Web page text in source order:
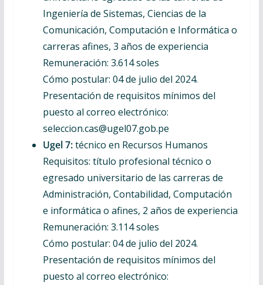
Ingeniería de Sistemas, Ciencias de la
Comunicación, Computación e Informática o
carreras afines, 3 años de experiencia
Remuneración: 3.614 soles
Cómo postular: 04 de julio del 2024.
Presentación de requisitos mínimos del
puesto al correo electrónico:
seleccion.cas@ugel07.gob.pe
Ugel 7:técnico en Recursos Humanos
Requisitos: título profesional técnico o
egresado universitario de las carreras de
Administración, Contabilidad, Computación
e informática o afines, 2 años de experiencia
Remuneración: 3.114 soles
Cómo postular: 04 de julio del 2024.
Presentación de requisitos mínimos del
puesto al correo electrónico: